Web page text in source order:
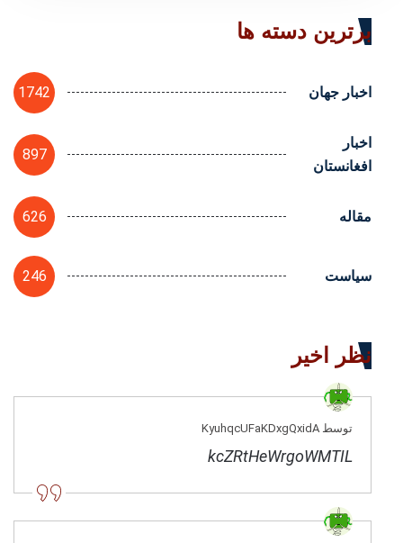
برترین دسته ها
اخبار جهان 1742
اخبار
افغانستان
897
مقاله 626
سیاست 246
نظر اخیر
توسط KyuhqcUFaKDxgQxidA
kcZRtHeWrgoWMTIL